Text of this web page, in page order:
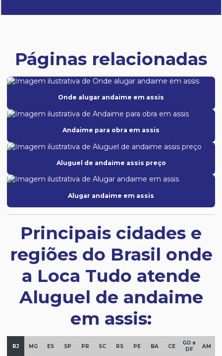
Páginas relacionadas
Onde alugar andaime em assis
Andaime para obra em assis
Aluguel de andaime assis preço
Alugar andaime em assis
Principais cidades e
regiões do Brasil onde
a Loca Tudo atende
Aluguel de andaime
em assis:
RJ MG ES SP PR SC RS PE BA CE
GO e
DF
AM